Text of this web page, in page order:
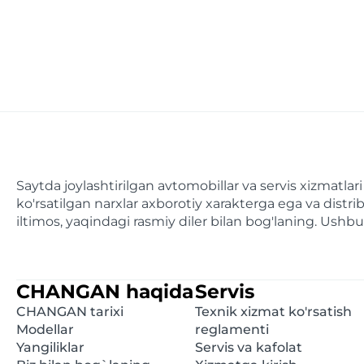
Saytda joylashtirilgan avtomobillar va servis
ko'rsatilgan narxlar axborotiy xarakterga ega va
iltimos, yaqindagi rasmiy diler bilan bog'laning.
CHANGAN haqida
CHANGAN tarixi
Modellar
Yangiliklar
Servis
Texnik xizmat ko'rsatish
reglamenti
Servis va kafolat